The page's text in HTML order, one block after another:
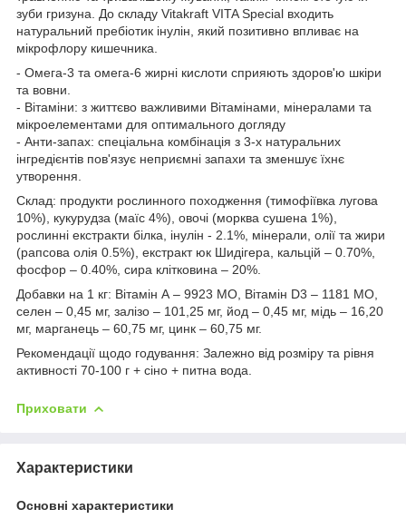
зуби гризуна. До складу Vitakraft VITA Special входить
натуральний пребіотик інулін, який позитивно впливає на
мікрофлору кишечника.
- Омега-3 та омега-6 жирні кислоти сприяють здоров'ю шкіри
та вовни.
- Вітаміни: з життєво важливими Вітамінами, мінералами та
мікроелементами для оптимального догляду
- Анти-запах: спеціальна комбінація з 3-х натуральних
інгредієнтів пов'язує неприємні запахи та зменшує їхнє
утворення.
Склад: продукти рослинного походження (тимофіївка лугова
10%), кукурудза (маїс 4%), овочі (морква сушена 1%),
рослинні екстракти білка, інулін - 2.1%, мінерали, олії та жири
(рапсова олія 0.5%), екстракт юк Шидігера, кальцій – 0.70%,
фосфор – 0.40%, сира клітковина – 20%.
Добавки на 1 кг: Вітамін А – 9923 МО, Вітамін D3 – 1181 МО,
селен – 0,45 мг, залізо – 101,25 мг, йод – 0,45 мг, мідь – 16,20
мг, марганець – 60,75 мг, цинк – 60,75 мг.
Рекомендації щодо годування: Залежно від розміру та рівня
активності 70-100 г + сіно + питна вода.
Приховати
Характеристики
Основні характеристики